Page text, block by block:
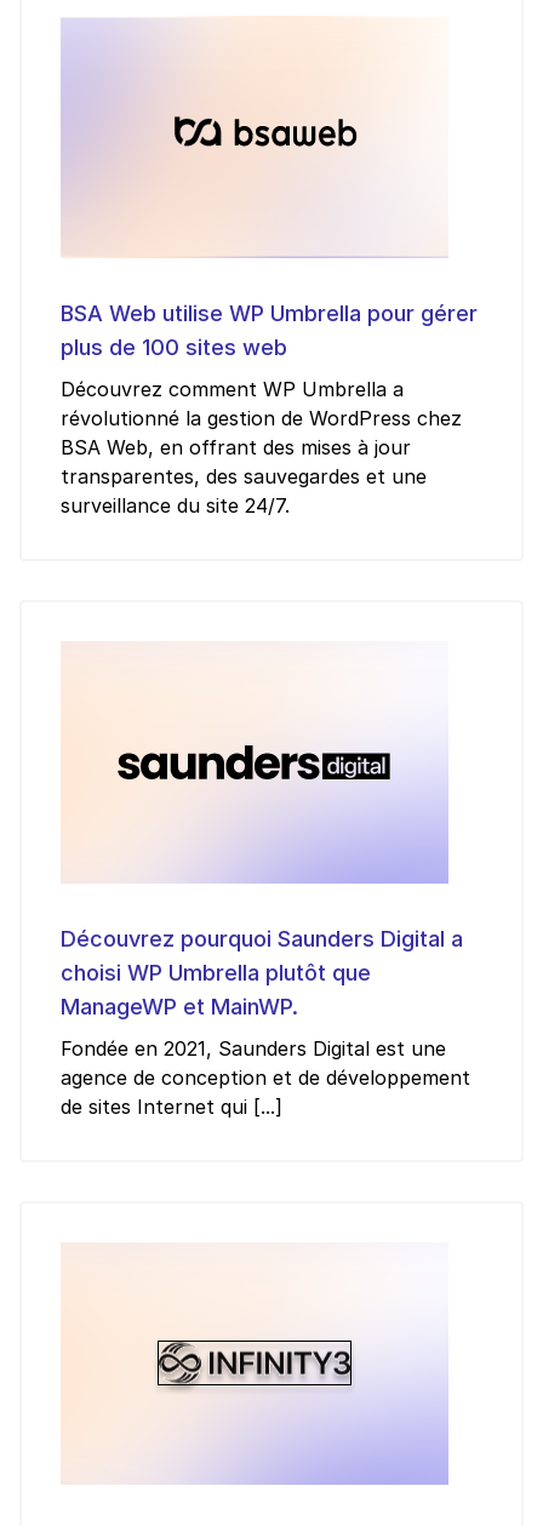
BSA Web utilise WP Umbrella pour gérer
plus de 100 sites web
Découvrez comment WP Umbrella a
révolutionné la gestion de WordPress chez
BSA Web, en offrant des mises à jour
transparentes, des sauvegardes et une
surveillance du site 24/7.
Découvrez pourquoi Saunders Digital a
choisi WP Umbrella plutôt que
ManageWP et MainWP.
Fondée en 2021, Saunders Digital est une
agence de conception et de développement
de sites Internet qui [...]